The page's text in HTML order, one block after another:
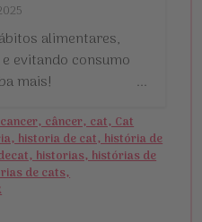
alimentares,
evitando consumo
mais!
...
câncer, cat, Cat
historia de cat, história de
historias, histórias de
de cats,